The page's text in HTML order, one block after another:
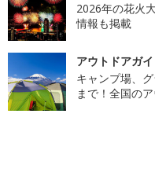
2026年の花火
情報も掲載
アウトドアガ
キャンプ場、
まで！全国の